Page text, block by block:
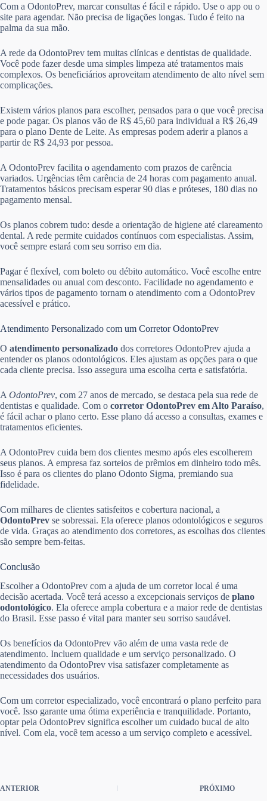
Com a OdontoPrev, marcar consultas é fácil e rápido. Use o app ou o
site para agendar. Não precisa de ligações longas. Tudo é feito na
palma da sua mão.
A rede da OdontoPrev tem muitas clínicas e dentistas de qualidade.
Você pode fazer desde uma simples limpeza até tratamentos mais
complexos. Os beneficiários aproveitam atendimento de alto nível sem
complicações.
Existem vários planos para escolher, pensados para o que você precisa
e pode pagar. Os planos vão de R$ 45,60 para individual a R$ 26,49
para o plano Dente de Leite. As empresas podem aderir a planos a
partir de R$ 24,93 por pessoa.
A OdontoPrev facilita o agendamento com prazos de carência
variados. Urgências têm carência de 24 horas com pagamento anual.
Tratamentos básicos precisam esperar 90 dias e próteses, 180 dias no
pagamento mensal.
Os planos cobrem tudo: desde a orientação de higiene até clareamento
dental. A rede permite cuidados contínuos com especialistas. Assim,
você sempre estará com seu sorriso em dia.
Pagar é flexível, com boleto ou débito automático. Você escolhe entre
mensalidades ou anual com desconto. Facilidade no agendamento e
vários tipos de pagamento tornam o atendimento com a OdontoPrev
acessível e prático.
Atendimento Personalizado com um Corretor OdontoPrev
O atendimento personalizado dos corretores OdontoPrev ajuda a
entender os planos odontológicos. Eles ajustam as opções para o que
cada cliente precisa. Isso assegura uma escolha certa e satisfatória.
A OdontoPrev, com 27 anos de mercado, se destaca pela sua rede de
dentistas e qualidade. Com o corretor OdontoPrev em Alto Paraíso,
é fácil achar o plano certo. Esse plano dá acesso a consultas, exames e
tratamentos eficientes.
A OdontoPrev cuida bem dos clientes mesmo após eles escolherem
seus planos. A empresa faz sorteios de prêmios em dinheiro todo mês.
Isso é para os clientes do plano Odonto Sigma, premiando sua
fidelidade.
Com milhares de clientes satisfeitos e cobertura nacional, a
OdontoPrev se sobressai. Ela oferece planos odontológicos e seguros
de vida. Graças ao atendimento dos corretores, as escolhas dos clientes
são sempre bem-feitas.
Conclusão
Escolher a OdontoPrev com a ajuda de um corretor local é uma
decisão acertada. Você terá acesso a excepcionais serviços de plano
odontológico. Ela oferece ampla cobertura e a maior rede de dentistas
do Brasil. Esse passo é vital para manter seu sorriso saudável.
Os benefícios da OdontoPrev vão além de uma vasta rede de
atendimento. Incluem qualidade e um serviço personalizado. O
atendimento da OdontoPrev visa satisfazer completamente as
necessidades dos usuários.
Com um corretor especializado, você encontrará o plano perfeito para
você. Isso garante uma ótima experiência e tranquilidade. Portanto,
optar pela OdontoPrev significa escolher um cuidado bucal de alto
nível. Com ela, você tem acesso a um serviço completo e acessível.
ANTERIOR PRÓXIMO